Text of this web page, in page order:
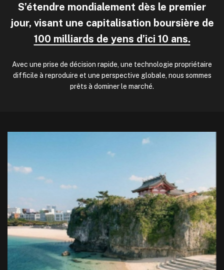
S’étendre mondialement dès le premier
jour, visant une capitalisation boursière de
100 milliards de yens d’ici 10 ans.
Avec une prise de décision rapide, une technologie propriétaire
difficile à reproduire et une perspective globale, nous sommes
prêts à dominer le marché.